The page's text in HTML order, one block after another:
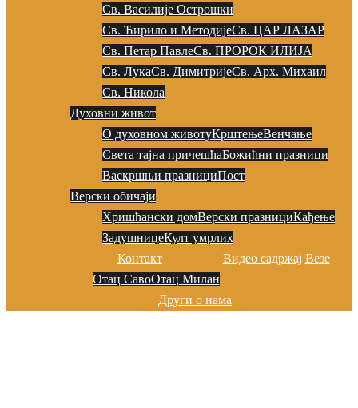
Св. Василије Острошки
Св. Ћирило и МетодијеСв. ЦАР ЛАЗАР
Св. Петар ПавлеСв. ПРОРОК ИЛИЈА
Св. ЛукаСв. ДимитријеСв. Арх. Михаил
Св. Никола
Духовни живот
О духовном животуКрштењеВенчање
Света тајна причешћаБожићни празници
Васкршњи празнициПост
Верски обичаји
Хришћански домВерски празнициКађење
ЗадушницеКулт умрлих
Контакт
Отац СавоОтац Милан
Видео садржај Везе
Други о нама